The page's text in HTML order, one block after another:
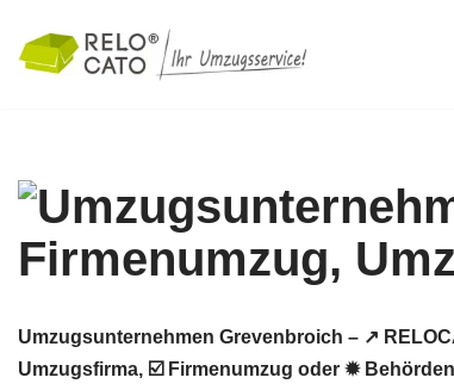
Zum
Umzugsunternehmen Grevenbroich – ↗️
Umzugsfirma, ☑️ Firmenumzug oder ✹